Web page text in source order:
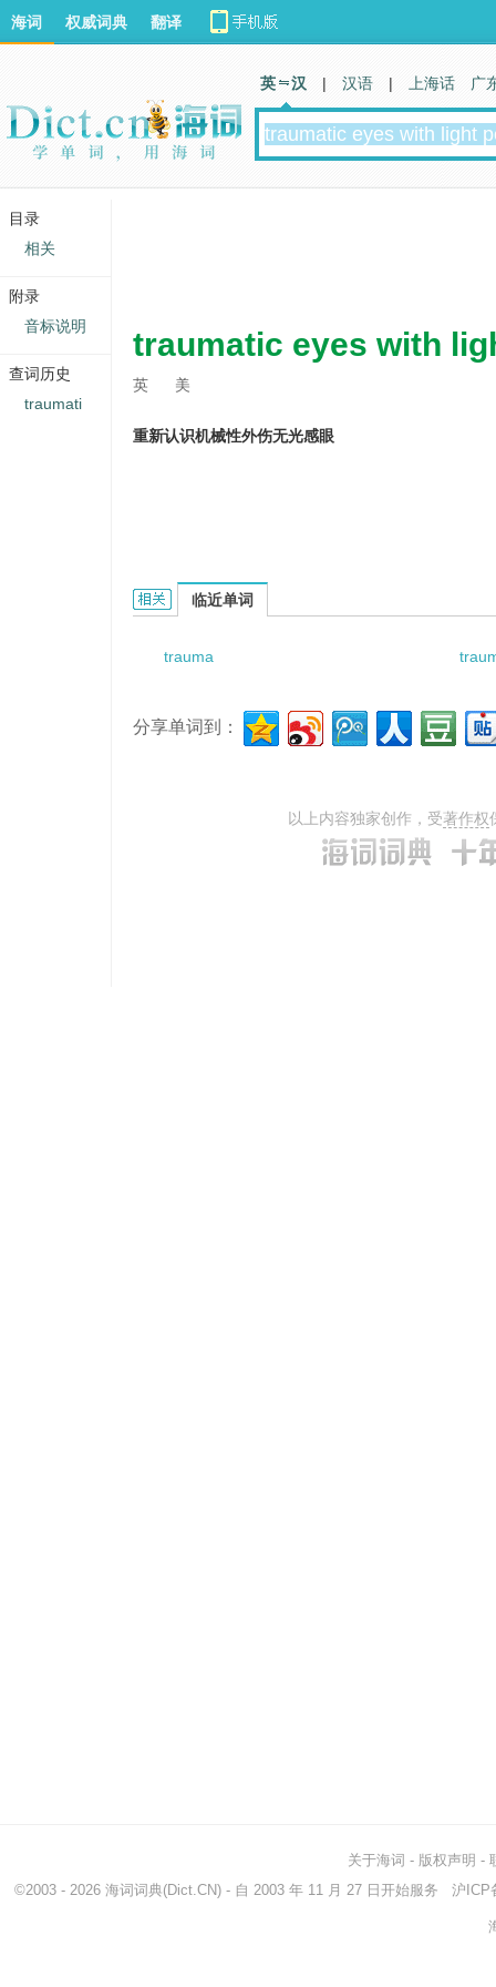
traumatic eyes with
英 美
重新认识机械性外伤无光感眼
Traumatic eyes with light perception的相关资料
临近单词
trauma
分享单词到：
以上内容独家创作，受著作权
海词 权威词典 翻译
英 汉 | 汉语 | 上海话 广
关于海词 - 版权声明 -
©2003 - 2026 海词词典(Dict.CN) - 自 2003 年 11 月 27 日开始服务 沪ICP
目录
相关
附录
音标说明
查词历史
traumati